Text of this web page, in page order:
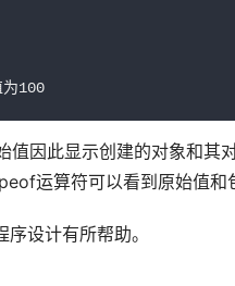
100
值因此显示创建的对象和
运算符可以看到原始值和
设计有所帮助。